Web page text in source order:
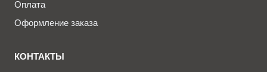
Оплата
Оформление заказа
КОНТАКТЫ